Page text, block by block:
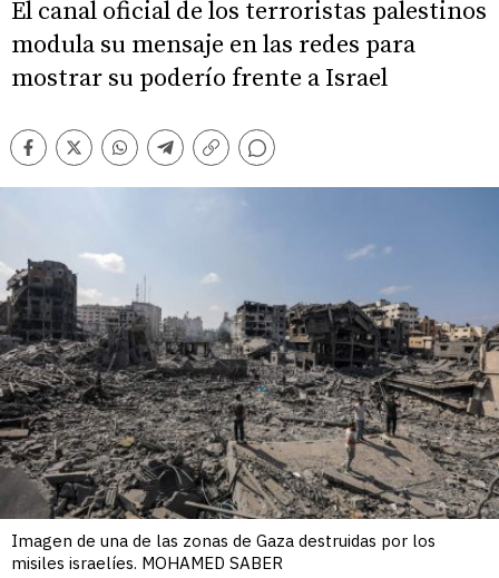
El canal oficial de los terroristas palestinos
modula su mensaje en las redes para
mostrar su poderío frente a Israel
Facebook
TwitterWhatsappTelegram
Copiar
Comentarios
Imagen de una de las zonas de Gaza destruidas por los
misiles israelíes. MOHAMED SABER